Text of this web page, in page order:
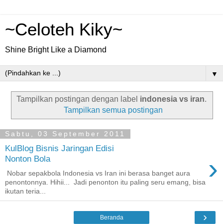
~Celoteh Kiky~
Shine Bright Like a Diamond
▼
Tampilkan postingan dengan label indonesia vs iran.
Tampilkan semua postingan
Sabtu, 03 September 2011
KulBlog Bisnis Jaringan Edisi
Nonton Bola
›
Nobar sepakbola Indonesia vs Iran ini berasa banget aura
penontonnya. Hihii... Jadi penonton itu paling seru emang, bisa
ikutan teria...
›
Beranda